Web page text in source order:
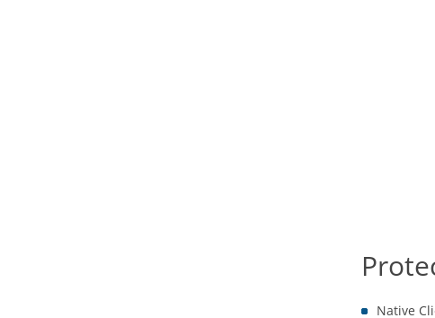
Native